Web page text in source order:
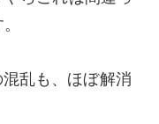
混乱も、ほぼ解消